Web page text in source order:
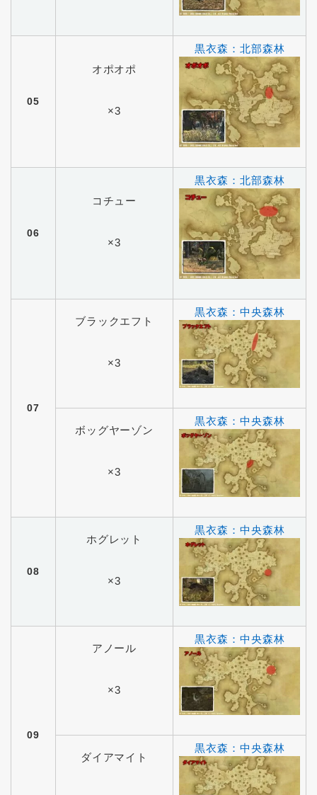
05
オポオポ
×3
黒衣森：北部森林
06
コチュー
×3
黒衣森：北部森林
07
ブラックエフト
×3
黒衣森：中央森林
ボッグヤーゾン
×3
黒衣森：中央森林
08
ホグレット
×3
黒衣森：中央森林
09
アノール
×3
黒衣森：中央森林
ダイアマイト
黒衣森：中央森林